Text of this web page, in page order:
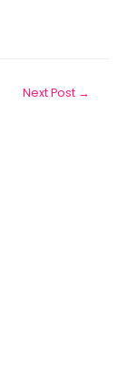
Next Post →